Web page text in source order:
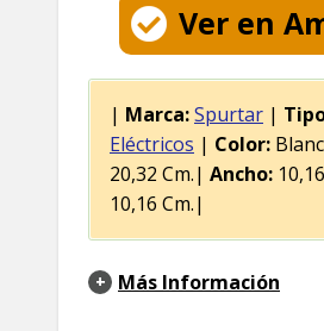
Ver en
| Marca:Spurtar |
Eléctricos | Color:
20,32 Cm.| Ancho:
10,16 Cm.|
Más Información